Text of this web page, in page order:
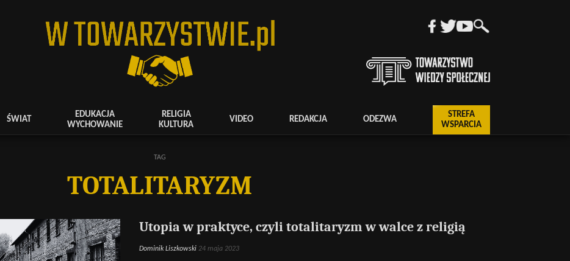
ŚWIAT
EDUKACJA
WYCHOWANIE
RELIGIA
KULTURA
VIDEO REDAKCJA ODEZWA
STREFA
WSPARCIA
TAG
TOTALITARYZM
Utopia w praktyce, czyli totalitaryzm w walce z religią
Dominik Liszkowski 24 maja 2023